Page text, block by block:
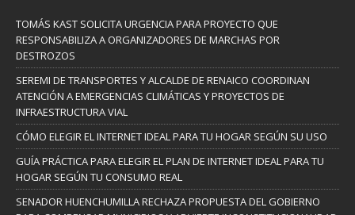
TOMÁS KAST SOLICITA URGENCIA PARA PROYECTO QUE
RESPONSABILIZA A ORGANIZADORES DE MARCHAS POR
DESTROZOS
SEREMI DE TRANSPORTES Y ALCALDE DE RENAICO COORDINAN
ATENCIÓN A EMERGENCIAS CLIMÁTICAS Y PROYECTOS DE
INFRAESTRUCTURA VIAL
CÓMO ELEGIR EL INTERNET IDEAL PARA TU HOGAR SEGÚN SU USO
GUÍA PRÁCTICA PARA ELEGIR EL PLAN DE INTERNET IDEAL PARA TU
HOGAR SEGÚN TU CONSUMO REAL
SENADOR HUENCHUMILLA RECHAZA PROPUESTA DEL GOBIERNO